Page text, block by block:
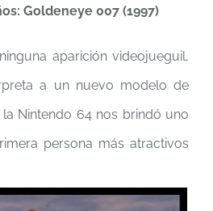
Goldeneye 007 (1997)
aparición videojueguil,
a un nuevo modelo de
Nintendo 64 nos brindó uno
persona más atractivos